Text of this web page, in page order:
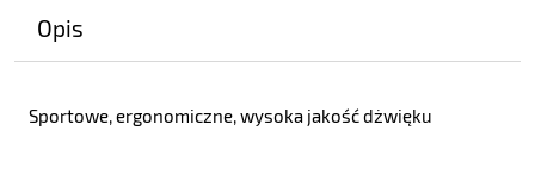
Opis
Sportowe, ergonomiczne, wysoka jakość dżwięku